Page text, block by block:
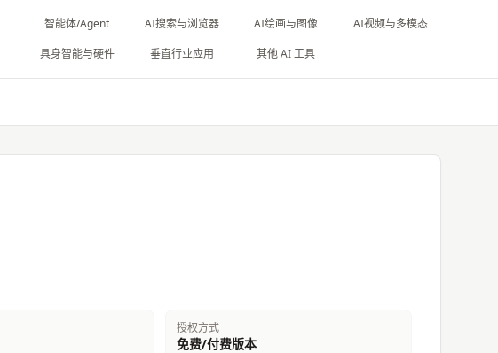
智能体/Agent AI搜索与浏览器 AI绘画与图像
AI视频与多模态
具身智能与硬件 垂直行业应用 其他 AI 工具
授权方式
免费/付费版本